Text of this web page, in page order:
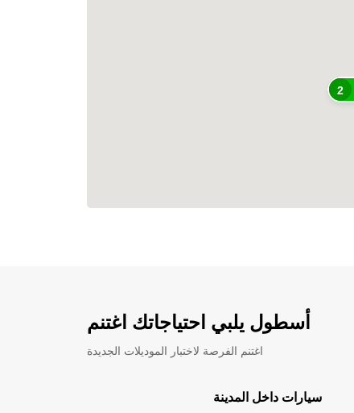
2
أسطول يلبي احتياجاتك اغتنم
اغتنم الفرصة لاختبار الموديلات الجديدة
سيارات داخل المدينة